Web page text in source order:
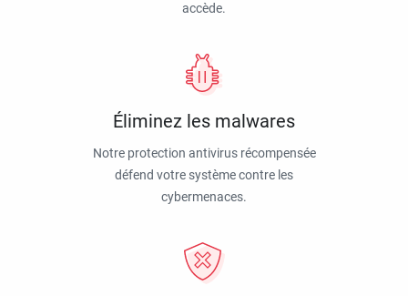
accède.
Éliminez les malwares
Notre protection antivirus récompensée
défend votre système contre les
cybermenaces.